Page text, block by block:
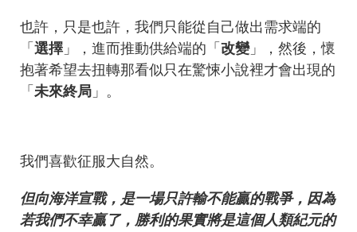
也許，只是也許，我們只能從自己做出需求端的
「 選擇 」，進而推動供給端的「 改變」，然後，懷
抱著希望去扭轉那看似只在驚悚小說裡才會出現的
「 未來終局 」。
我們喜歡征服大自然。
但向海洋宣戰，是一場只許輸不能贏的戰爭，因為
若我們不幸贏了，勝利的果實將是這個人類紀元的